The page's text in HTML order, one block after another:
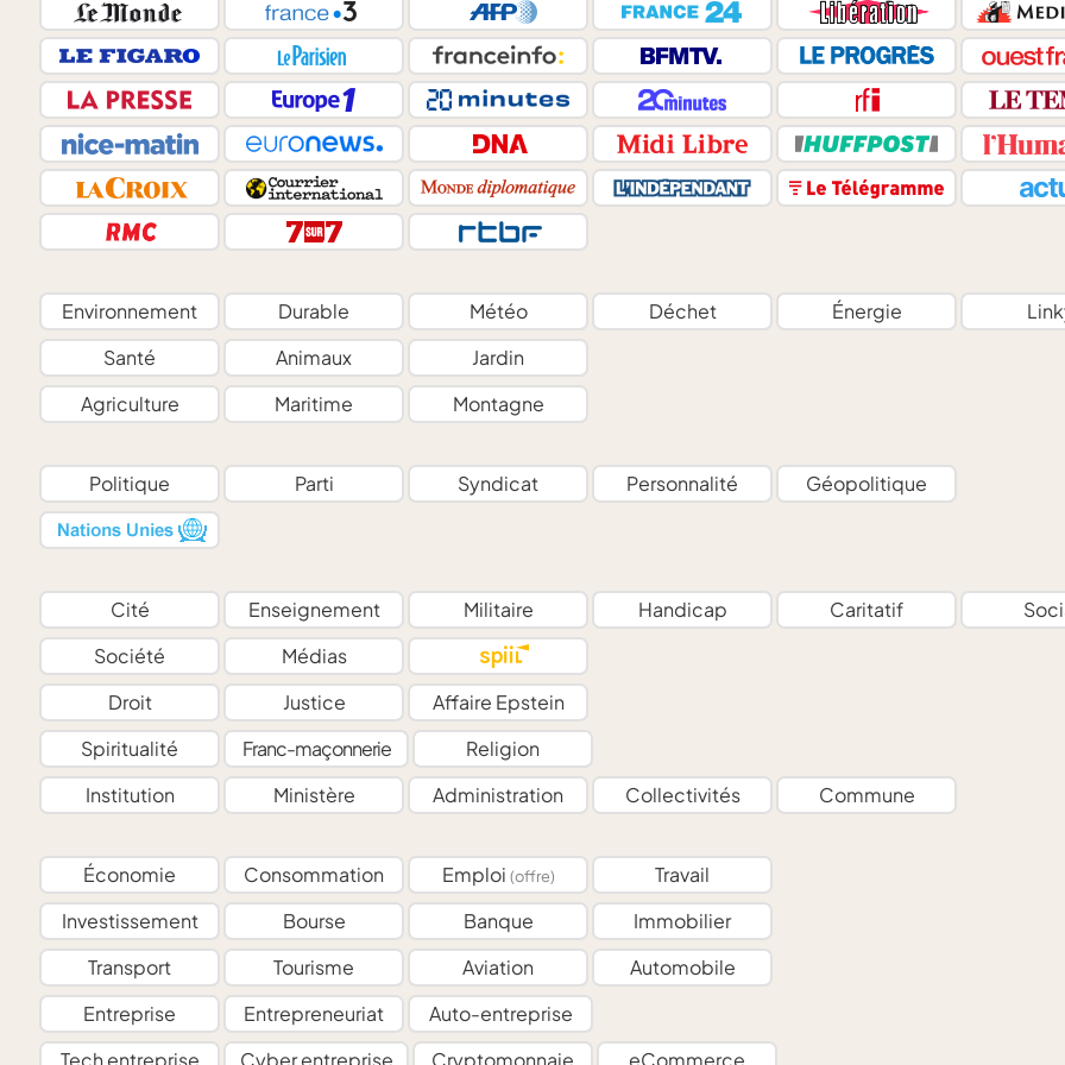
Environnement Durable Météo Déchet Énergie
Santé
Animaux
Jardin
Agriculture
Maritime Montagne
Politique Parti Syndicat Personnalité Géopolitique
Cité Enseignement Militaire Handicap Caritatif
Société
Médias
Droit
Justice
Affaire Epstein
Spiritualité
Franc-maçonnerie
Religion
Institution
Ministère Administration Collectivités Commune
Économie Consommation Emploi (offre)
Travail
Investissement
Bourse Banque
Immobilier
Transport
Tourisme Aviation
Automobile
Entreprise
Entrepreneuriat
Auto-entreprise
Tech entreprise
Cyber entreprise Cryptomonnaie eCommerce